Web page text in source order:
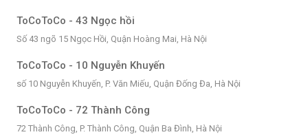
ToCoToCo - 43 Ngọc hồi
Số 43 ngõ 15 Ngọc Hồi, Quận Hoàng Mai, Hà Nội
ToCoToCo - 10 Nguyễn Khuyến
số 10 Nguyễn Khuyến, P. Văn Miếu, Quận Đống Đa, Hà Nội
ToCoToCo - 72 Thành Công
72 Thành Công, P. Thành Công, Quận Ba Đình, Hà Nội